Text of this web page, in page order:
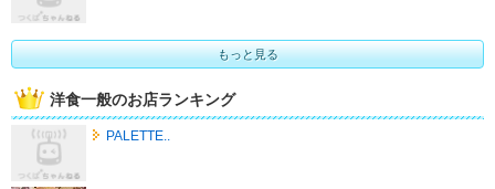
もっと見る
洋食一般のお店ランキング
PALETTE..